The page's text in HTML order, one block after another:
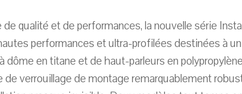
qualité et de performances, la nouvelle série
performances et ultra-profilées destinées à
en titane et de haut-parleurs en
verrouillage de montage remarquablement